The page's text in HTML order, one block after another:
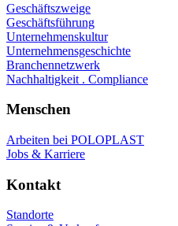
Geschäftszweige
Geschäftsführung
Unternehmenskultur
Unternehmensgeschichte
Branchennetzwerk
Nachhaltigkeit . Compliance
Menschen
Arbeiten bei POLOPLAST
Jobs & Karriere
Kontakt
Standorte